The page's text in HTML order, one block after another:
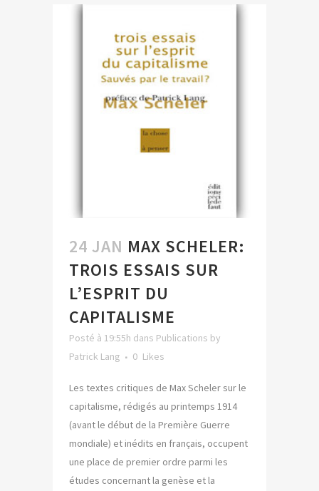
24 JAN MAX SCHELER:
TROIS ESSAIS SUR
L’ESPRIT DU
CAPITALISME
Posté à 19:55h dans Publications by
Patrick Lang
0 Likes
Les textes critiques de Max Scheler sur le
capitalisme, rédigés au printemps 1914
(avant le début de la Première Guerre
mondiale) et inédits en français, occupent
une place de premier ordre parmi les
études concernant la genèse et la